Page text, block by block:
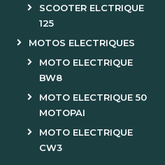
SCOOTER ELCTRIQUE
125
MOTOS ELECTRIQUES
MOTO ELECTRIQUE
BW8
MOTO ELECTRIQUE 50
MOTOPAI
MOTO ELECTRIQUE
CW3